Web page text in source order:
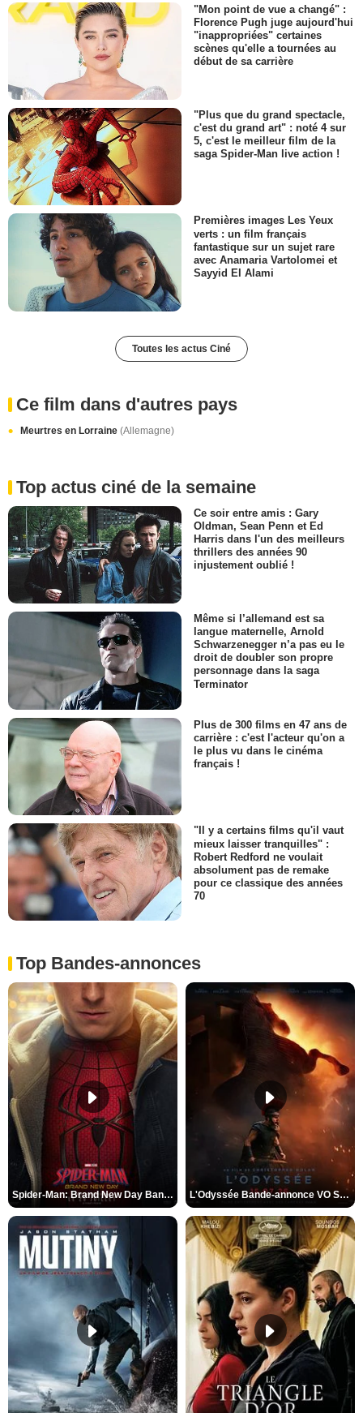
"Mon point de vue a changé" :
Florence Pugh juge aujourd'hui
"inappropriées" certaines
scènes qu'elle a tournées au
début de sa carrière
"Plus que du grand spectacle,
c'est du grand art" : noté 4 sur
5, c'est le meilleur film de la
saga Spider-Man live action !
Premières images Les Yeux
verts : un film français
fantastique sur un sujet rare
avec Anamaria Vartolomei et
Sayyid El Alami
Toutes les actus Ciné
Ce film dans d'autres pays
Meurtres en Lorraine (Allemagne)
Top actus ciné de la semaine
Ce soir entre amis : Gary
Oldman, Sean Penn et Ed
Harris dans l'un des meilleurs
thrillers des années 90
injustement oublié !
Même si l’allemand est sa
langue maternelle, Arnold
Schwarzenegger n’a pas eu le
droit de doubler son propre
personnage dans la saga
Terminator
Plus de 300 films en 47 ans de
carrière : c'est l'acteur qu'on a
le plus vu dans le cinéma
français !
"Il y a certains films qu'il vaut
mieux laisser tranquilles" :
Robert Redford ne voulait
absolument pas de remake
pour ce classique des années
70
Top Bandes-annonces
Spider-Man: Brand New Day Bande-annonce VO STFR L'Odyssée Bande-annonce VO STFR